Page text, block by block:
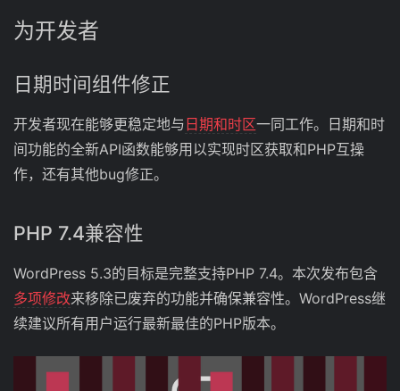
为开发者
日期时间组件修正
开发者现在能够更稳定地与 日期和时区一同工作。日期和时
间功能的全新API函数能够用以实现时区获取和PHP互操
作，还有其他bug修正。
PHP 7.4兼容性
WordPress 5.3的目标是完整支持PHP 7.4。本次发布包含
多项修改来移除已废弃的功能并确保兼容性。WordPress继
续建议所有用户运行最新最佳的PHP版本。